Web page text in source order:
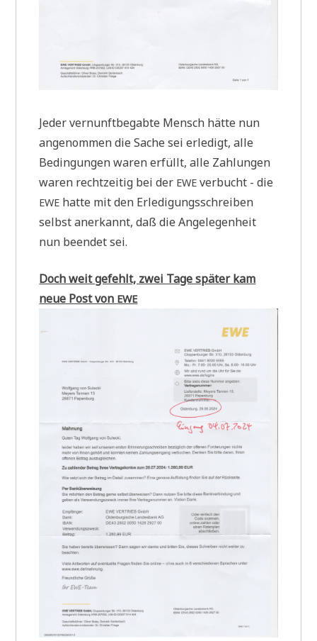
Jeder ver­nunft­be­gab­te Mensch hät­te nun
ange­nom­men die Sache sei erle­digt, alle
Bedin­gun­gen waren erfüllt, alle Zah­lun­gen
waren recht­zei­tig bei der EWE ver­bucht - die
EWE hat­te mit den Erle­di­gungs­schrei­ben
selbst aner­kannt, daß die Ange­le­gen­heit
nun been­det sei.
Doch weit gefehlt, zwei Tage spä­ter kam
neue Post von EWE